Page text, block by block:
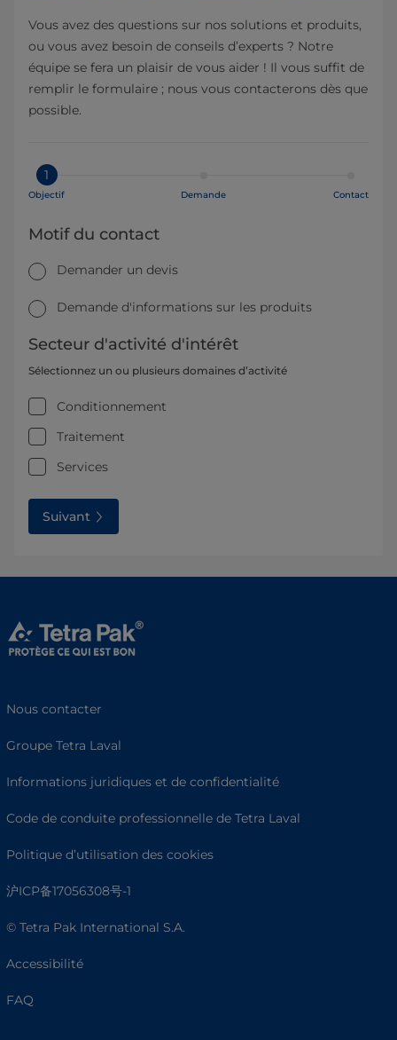
Vous avez des questions sur nos solutions et produits,
ou vous avez besoin de conseils d’experts ? Notre
équipe se fera un plaisir de vous aider ! Il vous suffit de
remplir le formulaire ; nous vous contacterons dès que
possible.
1
Objectif Demande Contact
Motif du contact
Demander un devis
Demande d'informations sur les produits
Secteur d'activité d'intérêt
Sélectionnez un ou plusieurs domaines d’activité
Conditionnement
Traitement
Services
Suivant
Nous contacter
Groupe Tetra Laval
Informations juridiques et de confidentialité
Code de conduite professionnelle de Tetra Laval
Politique d’utilisation des cookies
沪ICP备17056308号-1
© Tetra Pak International S.A.
Accessibilité
FAQ